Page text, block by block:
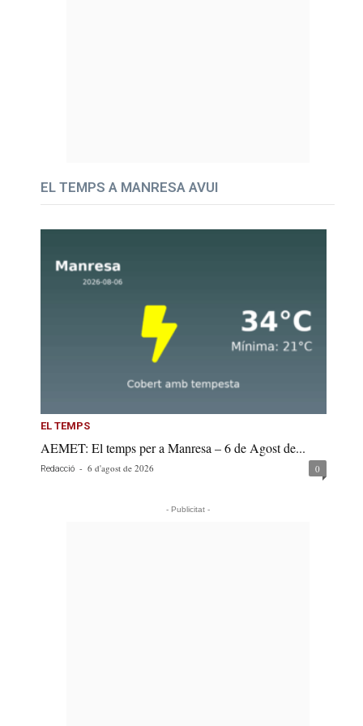
EL TEMPS A MANRESA AVUI
EL TEMPS
AEMET: El temps per a Manresa – 6 de Agost de...
Redacció - 6 d'agost de 2026 0
- Publicitat -